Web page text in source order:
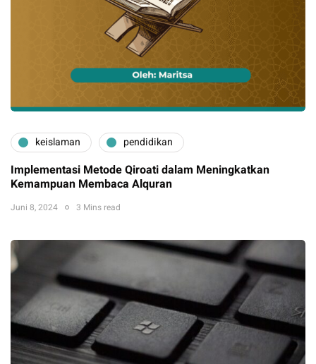
keislaman pendidikan
Implementasi Metode Qiroati dalam Meningkatkan
Kemampuan Membaca Alquran
Juni 8, 2024 3 Mins read